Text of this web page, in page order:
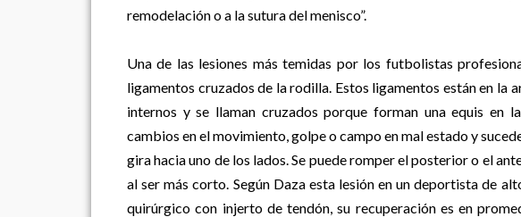
remodelación o a la sutura del menisco”.
Una de las lesiones más temidas por los futbolistas
ligamentos cruzados de la rodilla. Estos ligamentos están en la
internos y se llaman cruzados porque forman una equis en
cambios en el movimiento, golpe o campo en mal estado y
gira hacia uno de los lados. Se puede romper el posterior o el
al ser más corto. Según Daza esta lesión en un deportista de
quirúrgico con injerto de tendón, su recuperación es en